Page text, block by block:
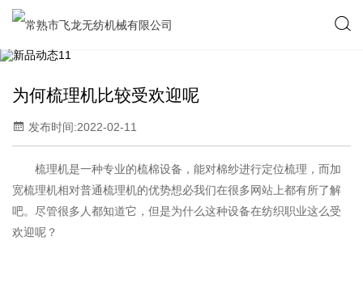
为何梳理机比较受欢迎呢
发布时间:2022-02-11
梳理机是一种专业的梳棉设备，能对棉纱进行定位梳理，而加
宽梳理机相对普通梳理机的优势想必我们在很多网站上都有所了解
吧。尽管很多人都知道它，但是为什么这种设备在纺织职业这么受
欢迎呢？